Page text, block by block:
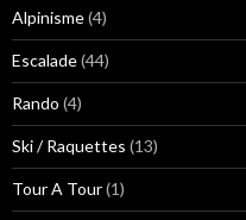
Alpinisme(4)
Escalade(44)
Rando (4)
Ski / Raquettes (13)
Tour A Tour(1)